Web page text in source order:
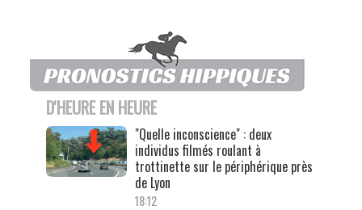
D'HEURE EN HEURE
"Quelle inconscience" : deux
individus filmés roulant à
trottinette sur le périphérique près
de Lyon
18:12